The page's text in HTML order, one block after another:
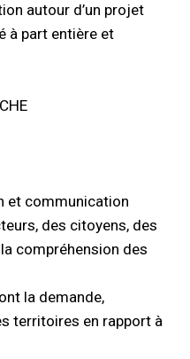
autour d’un projet
à part entière et
et communication
des citoyens, des
compréhension des
la demande,
territoires en rapport à